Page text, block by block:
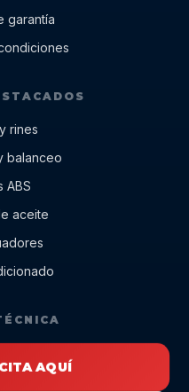
garantía
rines
balanceo
ABS
aceite
AQUÍ